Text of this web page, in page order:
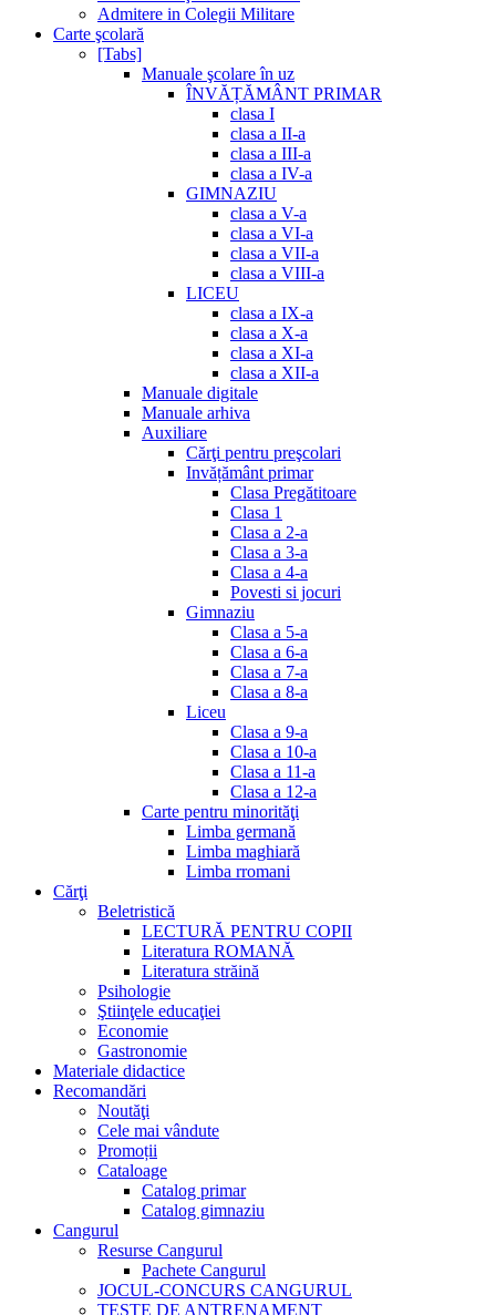
Admitere in Colegii Militare
Carte şcolară
[Tabs]
Manuale şcolare în uz
ÎNVĂȚĂMÂNT PRIMAR
clasa I
clasa a II-a
clasa a III-a
clasa a IV-a
GIMNAZIU
clasa a V-a
clasa a VI-a
clasa a VII-a
clasa a VIII-a
LICEU
clasa a IX-a
clasa a X-a
clasa a XI-a
clasa a XII-a
Manuale digitale
Manuale arhiva
Auxiliare
Cărţi pentru preşcolari
Invățământ primar
Clasa Pregătitoare
Clasa 1
Clasa a 2-a
Clasa a 3-a
Clasa a 4-a
Povesti si jocuri
Gimnaziu
Clasa a 5-a
Clasa a 6-a
Clasa a 7-a
Clasa a 8-a
Liceu
Clasa a 9-a
Clasa a 10-a
Clasa a 11-a
Clasa a 12-a
Carte pentru minorităţi
Limba germană
Limba maghiară
Limba rromani
Cărţi
Beletristică
LECTURĂ PENTRU COPII
Literatura ROMANĂ
Literatura străină
Psihologie
Ştiinţele educaţiei
Economie
Gastronomie
Materiale didactice
Recomandări
Noutăţi
Cele mai vândute
Promoții
Cataloage
Catalog primar
Catalog gimnaziu
Cangurul
Resurse Cangurul
Pachete Cangurul
JOCUL-CONCURS CANGURUL
TESTE DE ANTRENAMENT